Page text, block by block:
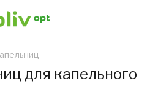
для капельного